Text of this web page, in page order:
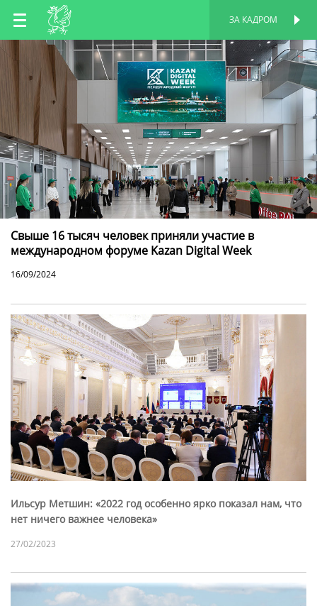
RU
EN
ЗА КАДРОМ
Свыше 16 тысяч человек приняли участие в
международном форуме Kazan Digital Week
16/09/2024
Ильсур Метшин: «2022 год особенно ярко показал нам, что
нет ничего важнее человека»
27/02/2023
ПЕРСОНАЛЬНАЯ
СТРАНИЦА